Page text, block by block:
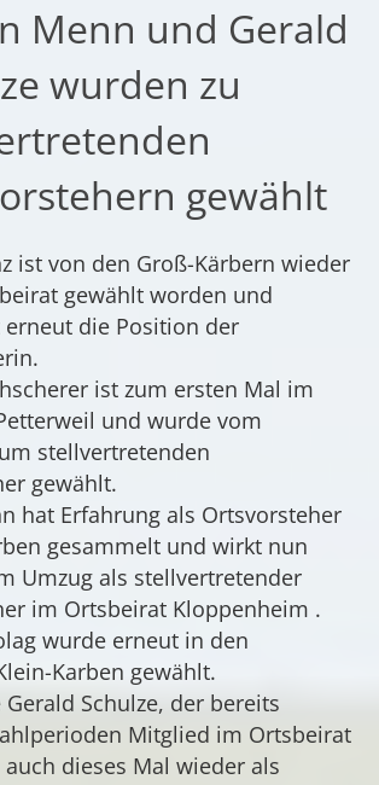
Menn und Gerald
wurden zu
gewählt
ist von den Groß-Kärbern wieder
gewählt worden und
die Position der
ist zum ersten Mal im
und wurde vom
stellvertretenden
gewählt.
hat Erfahrung als Ortsvorsteher
gesammelt und wirkt nun
Umzug als stellvertretender
im Ortsbeirat Kloppenheim .
wurde erneut in den
Karben gewählt.
Gerald Schulze, der bereits
Mitglied im Ortsbeirat
dieses Mal wieder als